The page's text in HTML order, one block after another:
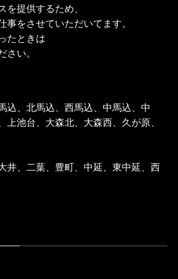
を提供するため、
事をさせていただいてます。
たときは
さい。
込、北馬込、西馬込、中馬込、中
上池台、大森北、大森西、久が原、
井、二葉、豊町、中延、東中延、西